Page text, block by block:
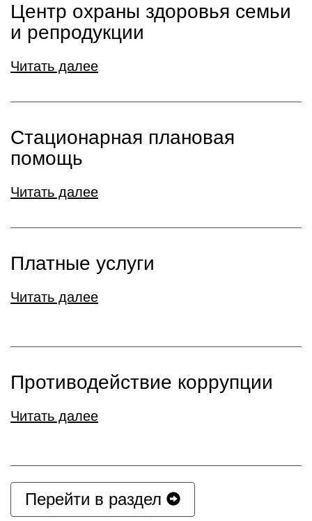
Центр охраны здоровья семьи
и репродукции
Читать далее
Стационарная плановая
помощь
Читать далее
Платные услуги
Читать далее
Противодействие коррупции
Читать далее
Перейти в раздел